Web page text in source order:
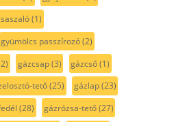
(1)
gyümölcs passzírozó(2)
gázcsap(3) gázcső(1)
tető(25) gázlap(23)
(28) gázrózsa-tető(27)